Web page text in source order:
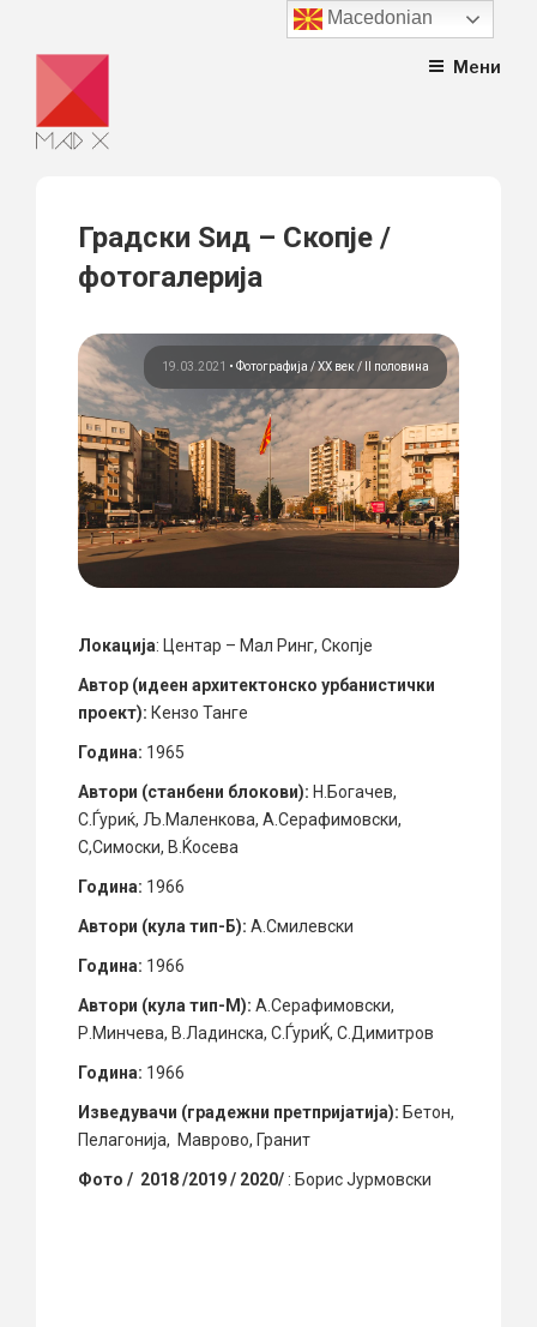
content
Мени
Градски Ѕид – Скопје /
фотогалерија
19.03.2021 • Фотографија ХХ век / II половина
Локација: Центар – Мал Ринг, Скопје
Автор (идеен архитектонско урбанистички
проект): Кензо Танге
Година: 1965
Автори (станбени блокови): Н.Богачев,
С.Ѓуриќ, Љ.Маленкова, А.Серафимовски,
С,Симоски, В.Ќосева
Година: 1966
Автори (кула тип-Б): А.Смилевски
Година: 1966
Автори (кула тип-М): А.Серафимовски,
Р.Минчева, В.Ладинска, С.ЃуриЌ, С.Димитров
Година: 1966
Изведувачи (градежни претпријатија): Бетон,
Пелагонија, Маврово, Гранит
Фото / 2018 /2019 / 2020/ : Борис Јурмовски
Macedonian